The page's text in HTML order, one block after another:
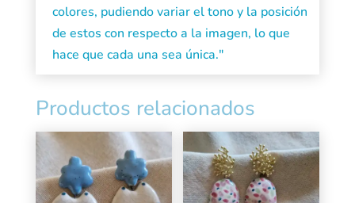
colores, pudiendo variar el tono y la posición
de estos con respecto a la imagen, lo que
hace que cada una sea única."
Productos relacionados